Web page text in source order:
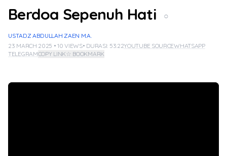
Berdoa Sepenuh Hati ○
USTADZ ABDULLAH ZAEN M.A.
23 MARCH 2025 • 10 VIEWS• DURASI: 53:22YOUTUBE SOURCEWHATSAPP
TELEGRAMCOPY LINK☆ BOOKMARK